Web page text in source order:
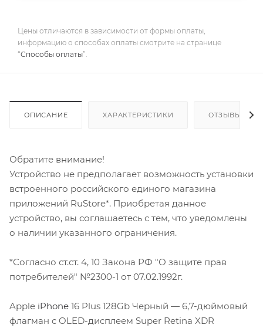
Цены отличаются в зависимости от формы оплаты,
информацию о способах оплаты смотрите на странице
“Способы оплаты”.
ОПИСАНИЕ ХАРАКТЕРИСТИКИ ОТЗЫВЫ
Обратите внимание!
Устройство не предполагает возможность установки
встроенного российского единого магазина
приложений RuStore*. Приобретая данное
устройство, вы соглашаетесь с тем, что уведомлены
о наличии указанного ограничения.
*Согласно ст.ст. 4, 10 Закона РФ "О защите прав
потребителей" №2300-1 от 07.02.1992г.
Apple iPhone 16 Plus 128Gb Черный — 6,7-дюймовый
флагман с OLED-дисплеем Super Retina XDR